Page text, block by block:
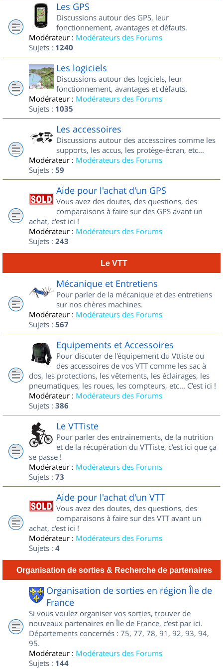
Les GPS
Discussions autour des GPS, leur
fonctionnement, avantages et défauts.
Modérateur : Modérateurs des Forums
Sujets : 1240
Les logiciels
Discussions autour des logiciels, leur
fonctionnement, avantages et défauts.
Modérateur : Modérateurs des Forums
Sujets : 1035
Les accessoires
Discussions autour des accessoires comme les
supports, les accus, les protège-écran, etc...
Modérateur : Modérateurs des Forums
Sujets : 59
Aide pour l'achat d'un GPS
Vous avez des doutes, des questions, des
comparaisons à faire sur des GPS avant un
achat, c'est ici !
Modérateur : Modérateurs des Forums
Sujets : 243
Le VTT
Mécanique et Entretiens
Pour parler de la mécanique et des entretiens
sur nos chères machines.
Modérateur : Modérateurs des Forums
Sujets : 567
Equipements et Accessoires
Pour discuter de l'équipement du Vttiste ou
des accessoires de vos VTT comme les sac à
dos, les protections, les vêtements, les éclairages, les
pneumatiques, les roues, les compteurs, etc... C'est ici !
Modérateur : Modérateurs des Forums
Sujets : 386
Le VTTiste
Pour parler des entrainements, de la nutrition
et de la récupération du VTTiste, c'est ici que ça
se passe !
Modérateur : Modérateurs des Forums
Sujets : 73
Aide pour l'achat d'un VTT
Vous avez des doutes, des questions, des
comparaisons à faire sur des VTT avant un
achat, c'est ici !
Modérateur : Modérateurs des Forums
Sujets : 4
Organisation de sorties & Recherche de partenaires
Organisation de sorties en région Île de
France
Si vous voulez organiser vos sorties, trouver de
nouveaux partenaires en Île de France, c'est par ici.
Départements concernés : 75, 77, 78, 91, 92, 93, 94,
95.
Modérateur : Modérateurs des Forums
Sujets : 144